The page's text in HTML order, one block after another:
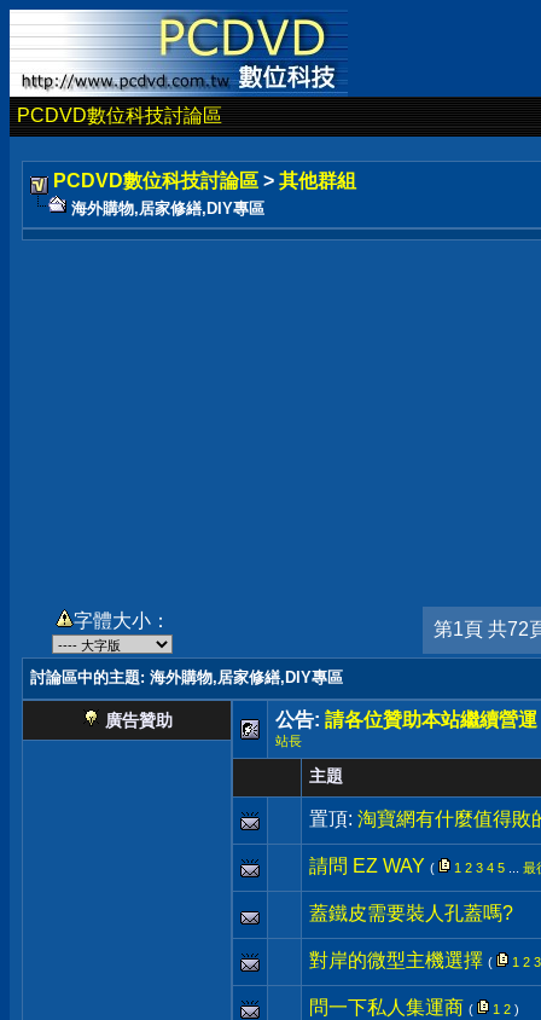
PCDVD數位科技討論區
PCDVD數位科技討論區 > 其他群組
海外購物,居家修繕,DIY專區
字體大小： 第1頁 共72
討論區中的主題: 海外購物,居家修繕,DIY專區
廣告贊助 公告: 請各位贊助本站繼續營運
站長
主題
置頂: 淘寶網有什麼值得敗
請問 EZ WAY ( 1 2 3 4 5 最
蓋鐵皮需要裝人孔蓋嗎?
對岸的微型主機選擇 ( 1 2 3
問一下私人集運商 ( 1 2 )